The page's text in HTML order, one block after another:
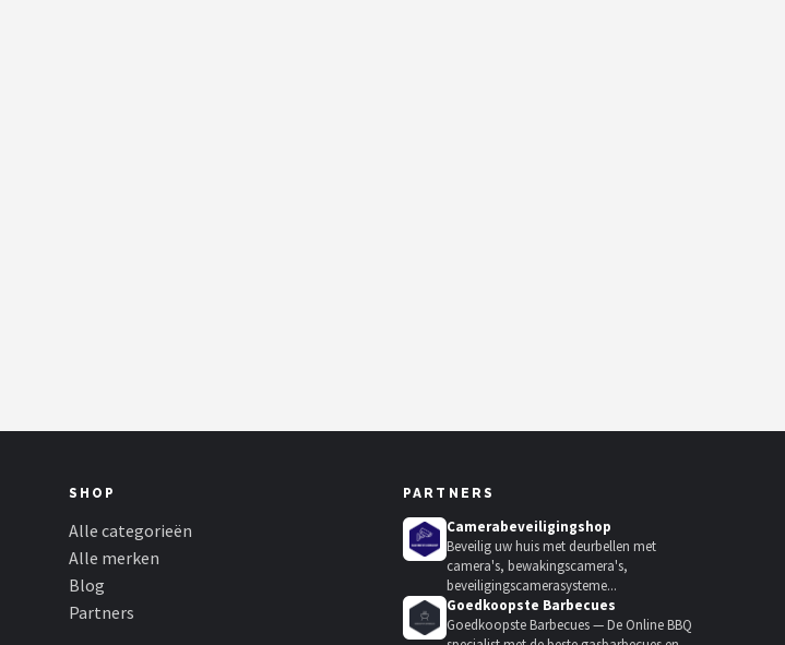
SHOP
Alle categorieën
Alle merken
Blog
Partners
PARTNERS
Camerabeveiligingshop
Beveilig uw huis met deurbellen met
camera's, bewakingscamera's,
beveiligingscamerasysteme...
Goedkoopste Barbecues
Goedkoopste Barbecues — De Online BBQ